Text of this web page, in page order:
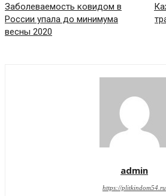
Заболеваемость ковидом в
России упала до минимума
весны 2020
admin
https://plitkindom54.ru